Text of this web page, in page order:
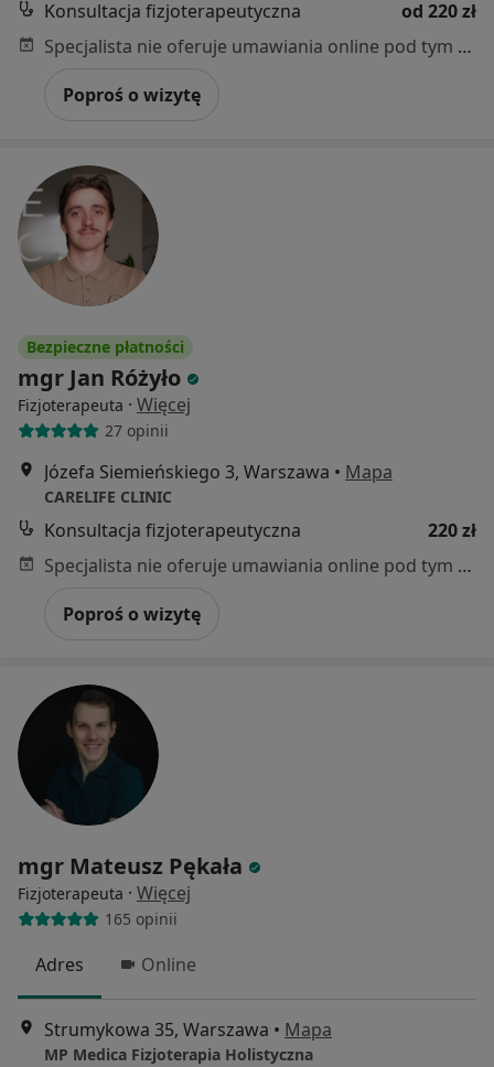
Konsultacja fizjoterapeutyczna
od 220 zł
Specjalista nie oferuje umawiania online pod tym adresem.
Poproś o wizytę
Bezpieczne płatności
mgr Jan Różyło
Fizjoterapeuta · Więcej
27 opinii
Józefa Siemieńskiego 3, Warszawa • Mapa
CARELIFE CLINIC
Konsultacja fizjoterapeutyczna
220 zł
Specjalista nie oferuje umawiania online pod tym adresem.
Poproś o wizytę
mgr Mateusz Pękała
Fizjoterapeuta · Więcej
165 opinii
Adres Online
Strumykowa 35, Warszawa • Mapa
MP Medica Fizjoterapia Holistyczna